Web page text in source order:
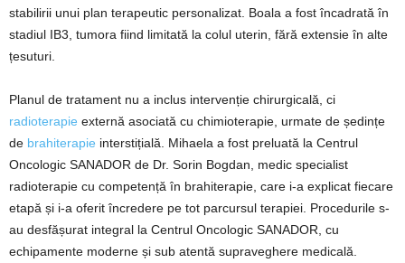
stabilirii unui plan terapeutic personalizat. Boala a fost încadrată în
stadiul IB3, tumora fiind limitată la colul uterin, fără extensie în alte
țesuturi.
Planul de tratament nu a inclus intervenție chirurgicală, ci
radioterapie externă asociată cu chimioterapie, urmate de ședințe
de brahiterapie interstițială. Mihaela a fost preluată la Centrul
Oncologic SANADOR de Dr. Sorin Bogdan, medic specialist
radioterapie cu competență în brahiterapie, care i-a explicat fiecare
etapă și i-a oferit încredere pe tot parcursul terapiei. Procedurile s-
au desfășurat integral la Centrul Oncologic SANADOR, cu
echipamente moderne și sub atentă supraveghere medicală.